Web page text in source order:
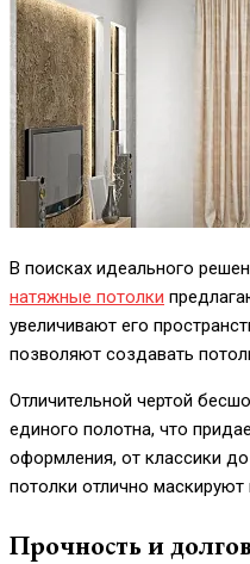
В поисках идеального
натяжные потолки
увеличивают его
позволяют создавать
Отличительной чертой
единого полотна, что
оформления, от классики
потолки отлично
Прочность и